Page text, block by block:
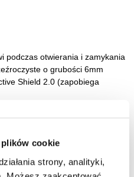
cookie
strony, analityki,
podczas otwierania i zamykania
o grubości 6mm
Shield 2.0 (zapobiega
bezpośrednio na posadzce lub
w zachowaniu lepszej
koniecznością